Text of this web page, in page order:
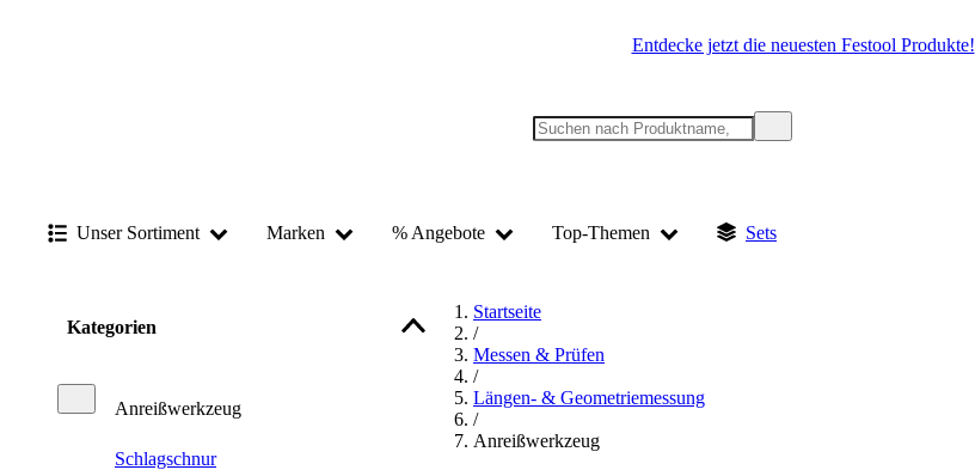
Entdecke jetzt die neuesten Festool Produkte!
Unser Sortiment Marken % Angebote Top-Themen Sets
Kategorien
Anreißwerkzeug
Schlagschnur
Startseite
/
Messen & Prüfen
/
Längen- & Geometriemessung
/
Anreißwerkzeug